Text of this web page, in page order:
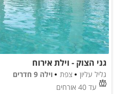
גני הצוק - וילת אירוח
גליל עליון צפת
וילה 9 חדרים
עד 40 אורחים